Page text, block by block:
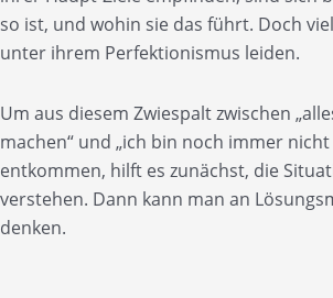
so ist, und wohin sie das führt. Doch
unter ihrem Perfektionismus leiden.
Um aus diesem Zwiespalt zwischen
machen“ und „ich bin noch immer nicht
entkommen, hilft es zunächst, die
verstehen. Dann kann man an
denken.